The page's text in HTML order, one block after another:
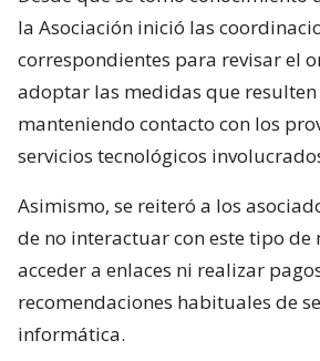
la Asociación inició las
correspondientes para revisar el
adoptar las medidas que resulten
manteniendo contacto con los
servicios tecnológicos
Asimismo, se reiteró a los
de no interactuar con este tipo de
acceder a enlaces ni realizar
recomendaciones habituales de
informática.